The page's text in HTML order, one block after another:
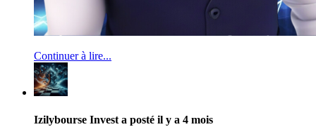
Continuer à lire...
Izilybourse Invest a posté il y a 4 mois